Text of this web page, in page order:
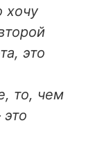
хочу
это
то, чем